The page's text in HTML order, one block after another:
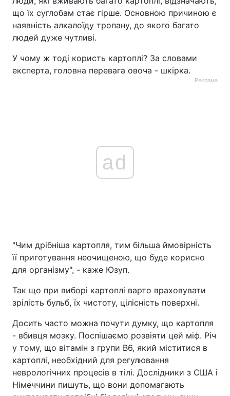
люди, які вживають багато картоплі, відзначають,
що їх суглобам стає гірше. Основною причиною є
наявність алкалоїду тропану, до якого багато
людей дуже чутливі.
У чому ж тоді користь картоплі? За словами
експерта, головна перевага овоча - шкірка.
ad
"Чим дрібніша картопля, тим більша ймовірність
її приготування неочищеною, що буде корисно
для організму", - каже Юзуп.
Так що при виборі картоплі варто враховувати
зрілість бульб, їх чистоту, цілісність поверхні.
Досить часто можна почути думку, що картопля
- вбивця мозку. Поспішаємо розвіяти цей міф. Річ
у тому, що вітамін з групи B6, який міститися в
картоплі, необхідний для регулювання
неврологічних процесів в тілі. Дослідники з США і
Німеччини пишуть, що вони допомагають